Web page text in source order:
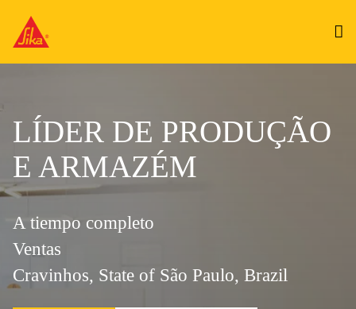
LÍDER DE PRODUÇÃO
E ARMAZÉM
A tiempo completo
Ventas
Cravinhos, State of São Paulo, Brazil